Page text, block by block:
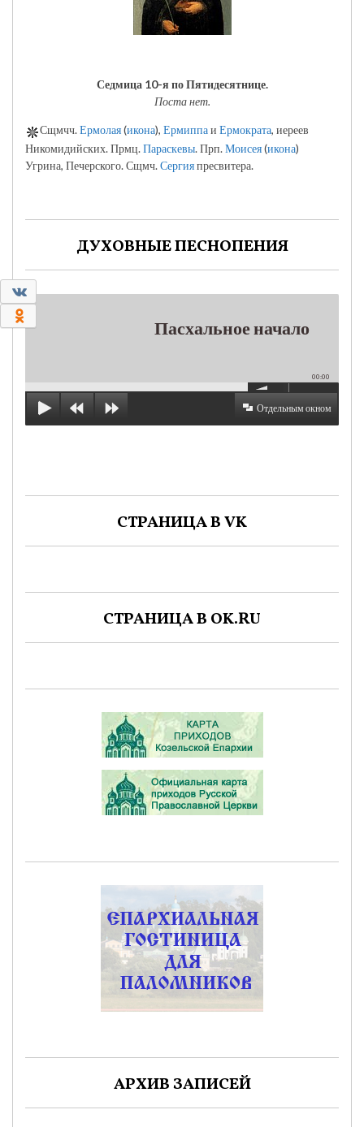
0
Седмица 10-я по Пятидесятнице.
Поста нет.
Сщмчч.Ермолая(икона), Ермиппаи Ермократа, иереев
Никомидийских. Прмц.Параскевы. Прп.Моисея(икона)
Угрина, Печерского. Сщмч.Сергияпресвитера.
ДУХОВНЫЕ ПЕСНОПЕНИЯ
Пасхальное начало
00:00
Отдельным окном
СТРАНИЦА В VK
СТРАНИЦА В OK.RU
АРХИВ ЗАПИСЕЙ